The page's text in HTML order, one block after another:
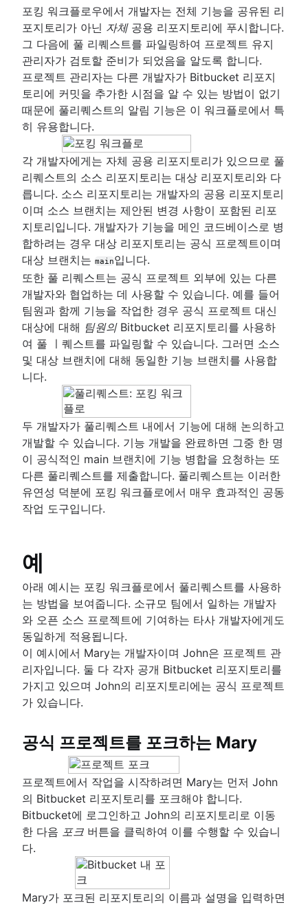
포킹 워크플로우에서 개발자는 전체 기능을 공유된 리
포지토리가 아닌 자체공용 리포지토리에 푸시합니다.
그 다음에 풀 리퀘스트를 파일링하여 프로젝트 유지
관리자가 검토할 준비가 되었음을 알도록 합니다.
프로젝트 관리자는 다른 개발자가 Bitbucket 리포지
토리에 커밋을 추가한 시점을 알 수 있는 방법이 없기
때문에 풀리퀘스트의 알림 기능은 이 워크플로에서 특
히 유용합니다.
각 개발자에게는 자체 공용 리포지토리가 있으므로 풀
리퀘스트의 소스 리포지토리는 대상 리포지토리와 다
릅니다. 소스 리포지토리는 개발자의 공용 리포지토리
이며 소스 브랜치는 제안된 변경 사항이 포함된 리포
지토리입니다. 개발자가 기능을 메인 코드베이스로 병
합하려는 경우 대상 리포지토리는 공식 프로젝트이며
대상 브랜치는 main입니다.
또한 풀 리퀘스트는 공식 프로젝트 외부에 있는 다른
개발자와 협업하는 데 사용할 수 있습니다. 예를 들어
팀원과 함께 기능을 작업한 경우 공식 프로젝트 대신
대상에 대해 팀원의Bitbucket 리포지토리를 사용하
여 풀 ㅣ퀘스트를 파일링할 수 있습니다. 그러면 소스
및 대상 브랜치에 대해 동일한 기능 브랜치를 사용합
니다.
두 개발자가 풀리퀘스트 내에서 기능에 대해 논의하고
개발할 수 있습니다. 기능 개발을 완료하면 그중 한 명
이 공식적인 main 브랜치에 기능 병합을 요청하는 또
다른 풀리퀘스트를 제출합니다. 풀리퀘스트는 이러한
유연성 덕분에 포킹 워크플로에서 매우 효과적인 공동
작업 도구입니다.
예
아래 예시는 포킹 워크플로에서 풀리퀘스트를 사용하
는 방법을 보여줍니다. 소규모 팀에서 일하는 개발자
와 오픈 소스 프로젝트에 기여하는 타사 개발자에게도
동일하게 적용됩니다.
이 예시에서 Mary는 개발자이며 John은 프로젝트 관
리자입니다. 둘 다 각자 공개 Bitbucket 리포지토리를
가지고 있으며 John의 리포지토리에는 공식 프로젝트
가 있습니다.
공식 프로젝트를 포크하는 Mary
프로젝트에서 작업을 시작하려면 Mary는 먼저 John
의 Bitbucket 리포지토리를 포크해야 합니다.
Bitbucket에 로그인하고 John의 리포지토리로 이동
한 다음 포크 버튼을 클릭하여 이를 수행할 수 있습니
다.
Mary가 포크된 리포지토리의 이름과 설명을 입력하면